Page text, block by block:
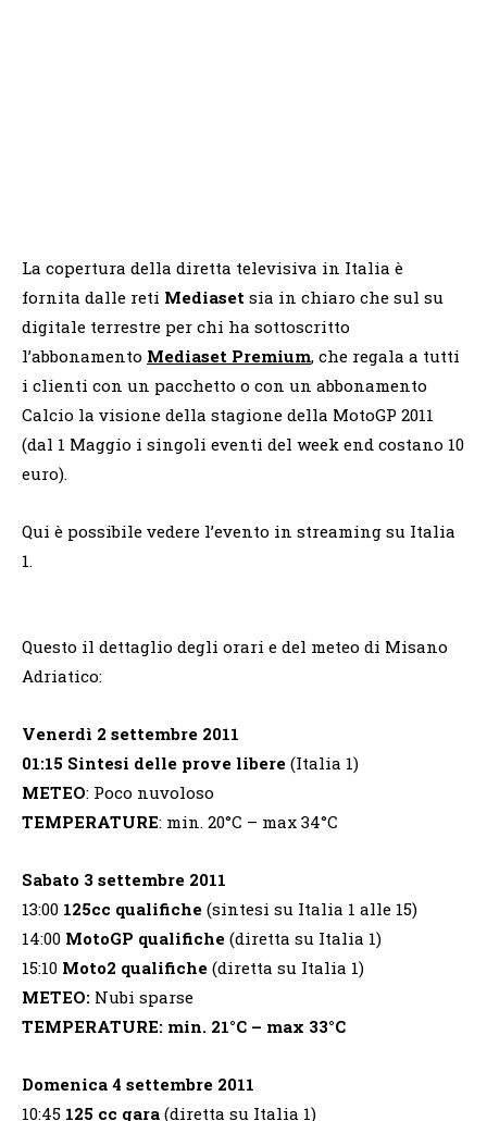
La copertura della diretta televisiva in Italia è
fornita dalle reti Mediaset sia in chiaro che sul su
digitale terrestre per chi ha sottoscritto
l’abbonamento Mediaset Premium, che regala a tutti
i clienti con un pacchetto o con un abbonamento
Calcio la visione della stagione della MotoGP 2011
(dal 1 Maggio i singoli eventi del week end costano 10
euro).
Qui è possibile vedere l’evento in streaming su Italia
1.
Questo il dettaglio degli orari e del meteo di Misano
Adriatico:
Venerdì 2 settembre 2011
01:15 Sintesi delle prove libere (Italia 1)
METEO: Poco nuvoloso
TEMPERATURE: min. 20°C – max 34°C
Sabato 3 settembre 2011
13:00 125cc qualifiche (sintesi su Italia 1 alle 15)
14:00 MotoGP qualifiche (diretta su Italia 1)
15:10 Moto2 qualifiche (diretta su Italia 1)
METEO: Nubi sparse
TEMPERATURE: min. 21°C – max 33°C
Domenica 4 settembre 2011
10:45 125 cc gara (diretta su Italia 1)